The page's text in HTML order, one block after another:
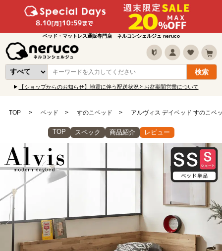
ベッド・マットレス通販専門店 ネルコンシェルジュ neruco
【ショップからのお知らせ】地震に伴う配送状況とお盆期間営業について
TOP ベッド すのこベッド アルヴィス デイベッド すのこベ
TOP スペック 商品紹介 レビュー